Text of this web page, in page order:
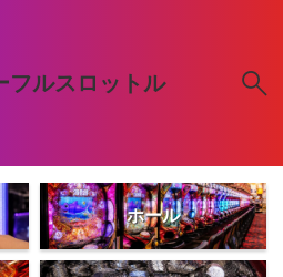
ホール